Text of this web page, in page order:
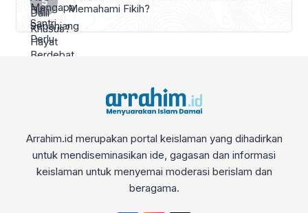
Memahami Fikih?
Arrahim.id merupakan portal keislaman yang dihadirkan
untuk mendiseminasikan ide, gagasan dan informasi
keislaman untuk menyemai moderasi berislam dan
beragama.